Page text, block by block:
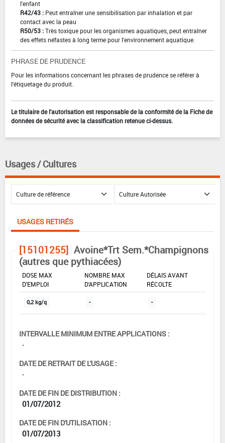
l'enfant
R42/43 : Peut entraîner une sensibilisation par inhalation et par
contact avec la peau
R50/53 :Très toxique pour les organismes aquatiques, peut entraîner
des effets néfastes à long terme pour l'environnement aquatique.
PHRASE DE PRUDENCE
Pour les informations concernant les phrases de prudence se référer à
l'étiquetage du produit.
Le titulaire de l'autorisation est responsable de la conformité de la Fiche de
données de sécurité avec la classification retenue ci-dessus.
Usages / Cultures
USAGES RETIRÉS
[15101255] Avoine*Trt Sem.*Champignons
(autres que pythiacées)
DOSE MAX
D'EMPLOI
NOMBRE MAX
D'APPLICATION
DÉLAIS AVANT
RÉCOLTE
0,2 kg/q - -
INTERVALLE MINIMUM ENTRE APPLICATIONS :
-
DATE DE RETRAIT DE L'USAGE :
-
DATE DE FIN DE DISTRIBUTION :
01/07/2012
DATE DE FIN D'UTILISATION :
01/07/2013